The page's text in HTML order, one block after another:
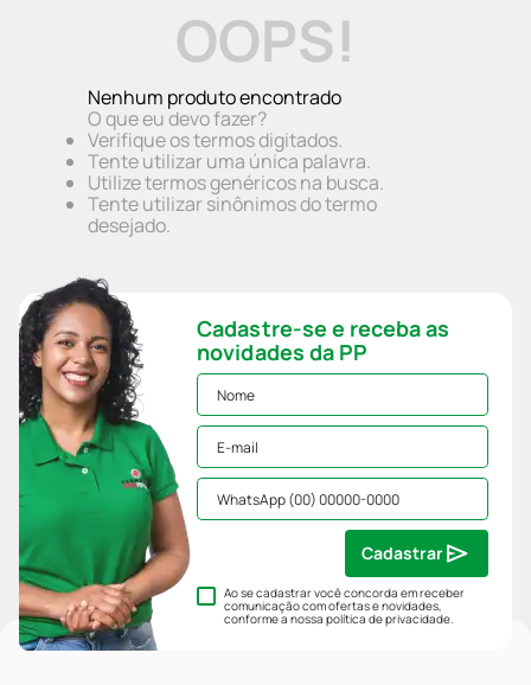
OOPS!
Nenhum produto encontrado
O que eu devo fazer?
Verifique os termos digitados.
Tente utilizar uma única palavra.
Utilize termos genéricos na busca.
Tente utilizar sinônimos do termo
desejado.
Cadastre-se e receba as
novidades da PP
Ao se cadastrar você concorda em receber
comunicação com ofertas e novidades,
conforme a nossapolítica de privacidade.
Cadastrar